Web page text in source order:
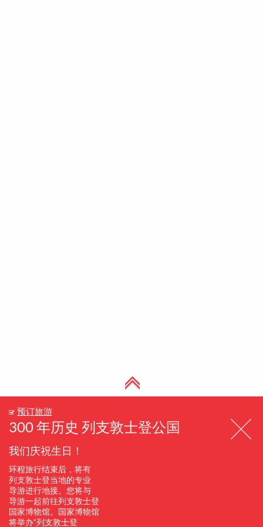
预订旅游
300 年历史 列支敦士登公国
我们庆祝生日！
环程旅行结束后，将有
列支敦士登当地的专业
导游进行地接。您将与
导游一起前往列支敦士登
国家博物馆。国家博物馆
将举办“列支敦士登